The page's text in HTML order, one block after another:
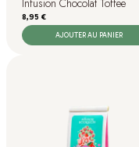
Infusion Chocolat Toffee
Prix
8,95 €
AJOUTER AU PANIER